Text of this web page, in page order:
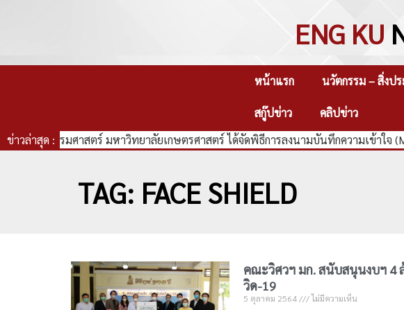
ENG KU
หน้าแรก นวัตกรรม – สิ่งป
สกู๊ปข่าว
คลิปข่าว
ข่าวล่าสุด :
คณะวิศวกรรมศาสตร์ มหาวิทยาลัยเกษตรศาสตร์ ได้จัดพิธีการลงนามบันทึกความเข้าใจ
TAG: FACE SHIELD
คณะวิศวฯ มก. สนับสนุนงบฯ
วิด-19
5 ตุลาคม 2564 ไม่มีความเห็น